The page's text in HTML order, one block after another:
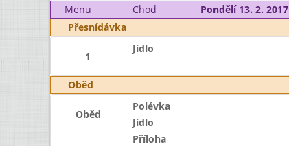
Menu
Chod Pondělí 13. 2. 2017
Přesnídávka
1
Jídlo
Oběd
Oběd
Polévka
Jídlo
Příloha